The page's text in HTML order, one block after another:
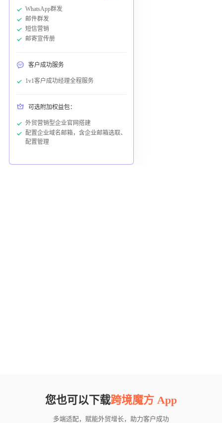
WhatsApp群发
邮件群发
短信营销
邮寄宣传册
客户成功服务
1v1客户成功经理全程服务
可选附加权益包：
外贸营销型企业官网搭建
配置企业域名邮箱，含企业邮箱选取、
配置管理
您也可以下载跨境魔方 App
多端适配，赋能外贸增长，助力客户成功